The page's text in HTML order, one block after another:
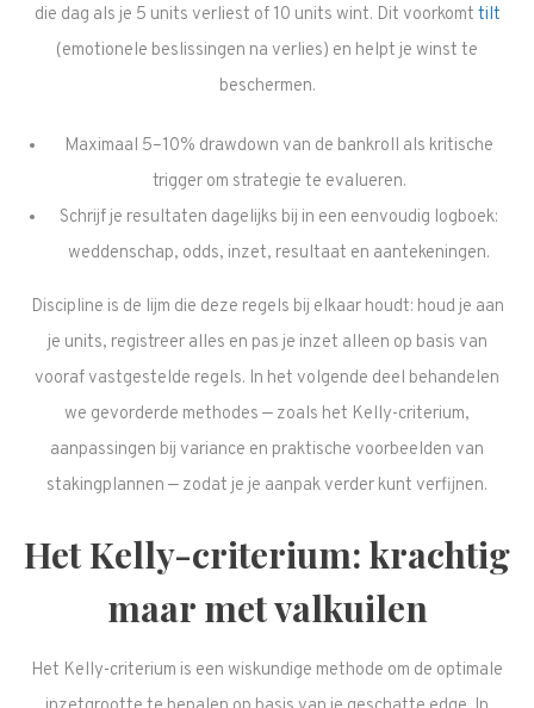
die dag als je 5 units verliest of 10 units wint. Dit voorkomt tilt
(emotionele beslissingen na verlies) en helpt je winst te
beschermen.
Maximaal 5–10% drawdown van de bankroll als kritische
trigger om strategie te evalueren.
Schrijf je resultaten dagelijks bij in een eenvoudig logboek:
weddenschap, odds, inzet, resultaat en aantekeningen.
Discipline is de lijm die deze regels bij elkaar houdt: houd je aan
je units, registreer alles en pas je inzet alleen op basis van
vooraf vastgestelde regels. In het volgende deel behandelen
we gevorderde methodes — zoals het Kelly-criterium,
aanpassingen bij variance en praktische voorbeelden van
stakingplannen — zodat je je aanpak verder kunt verfijnen.
Het Kelly-criterium: krachtig
maar met valkuilen
Het Kelly-criterium is een wiskundige methode om de optimale